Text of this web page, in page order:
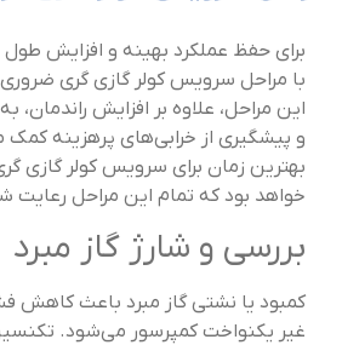
برای حفظ عملکرد بهینه و افزایش
با مراحل سرویس کولر گازی گری
این مراحل، علاوه بر افزایش
و پیشگیری از خرابی‌های پرهزینه
بهترین زمان برای سرویس کولر گازی
خواهد بود که تمام این مراحل رعایت
بررسی و شارژ گاز مبرد
کمبود یا نشتی گاز مبرد باعث کاهش
غیر یکنواخت کمپرسور می‌شود. تکنسین